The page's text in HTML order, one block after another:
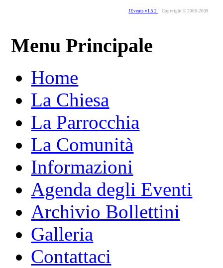
JEvents v1.5.2 Copyright © 2006-2009
Menu Principale
Home
La Chiesa
La Parrocchia
La Comunità
Informazioni
Agenda degli Eventi
Archivio Bollettini
Galleria
Contattaci